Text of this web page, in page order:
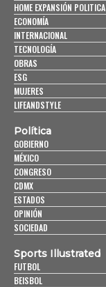
HOME EXPANSIÓN POLITICA
ECONOMÍA
INTERNACIONAL
TECNOLOGÍA
OBRAS
ESG
MUJERES
LIFEANDSTYLE
Política
GOBIERNO
MÉXICO
CONGRESO
CDMX
ESTADOS
OPINIÓN
SOCIEDAD
Sports Illustrated
FUTBOL
BEISBOL